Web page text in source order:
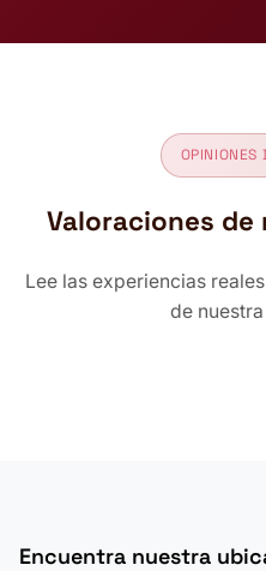
OPINIONES
Valoraciones
Lee las experiencias
de
Encuentra nuestra